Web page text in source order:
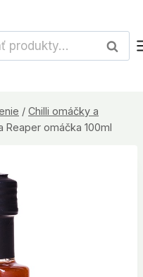
/ Chilli omáčky a
Reaper omáčka 100ml